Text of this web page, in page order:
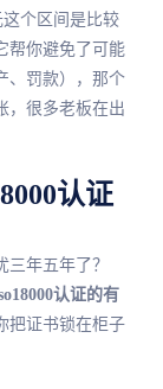
个区间是比较
帮你避免了可能
、罚款），那个
，很多老板在出
认证
年五年了？
认证的有
把证书锁在柜子